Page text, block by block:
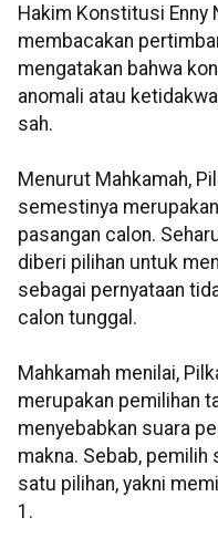
Hakim Konstitusi Enny
membacakan
mengatakan bahwa
anomali atau
sah.
Menurut Mahkamah,
semestinya
pasangan calon.
diberi pilihan untuk
sebagai pernyataan
calon tunggal.
Mahkamah menilai,
merupakan pemilihan
menyebabkan suara
makna. Sebab, pemilih
satu pilihan, yakni
1.